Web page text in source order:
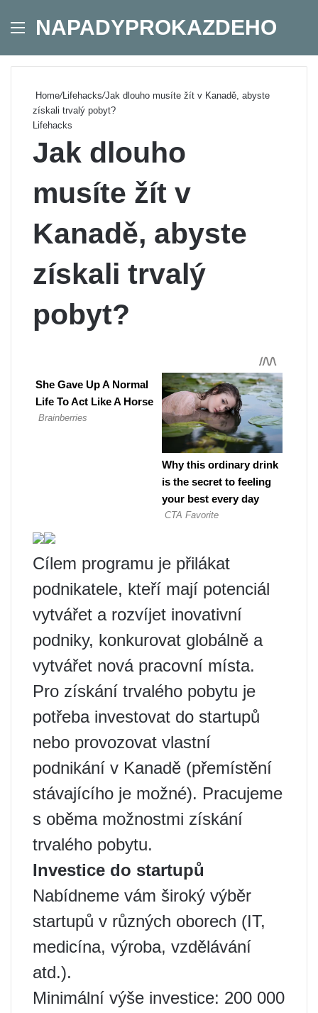
Menu
NAPADYPROKAZDEHO
Home/Lifehacks/Jak dlouho musíte žít v Kanadě, abyste
získali trvalý pobyt?
Lifehacks
Jak dlouho
musíte žít v
Kanadě, abyste
získali trvalý
pobyt?
Cílem programu je přilákat
podnikatele, kteří mají potenciál
vytvářet a rozvíjet inovativní
podniky, konkurovat globálně a
vytvářet nová pracovní místa.
Pro získání trvalého pobytu je
potřeba investovat do startupů
nebo provozovat vlastní
podnikání v Kanadě (přemístění
stávajícího je možné). Pracujeme
s oběma možnostmi získání
trvalého pobytu.
Investice do startupů
Nabídneme vám široký výběr
startupů v různých oborech (IT,
medicína, výroba, vzdělávání
atd.).
Minimální výše investice: 200 000